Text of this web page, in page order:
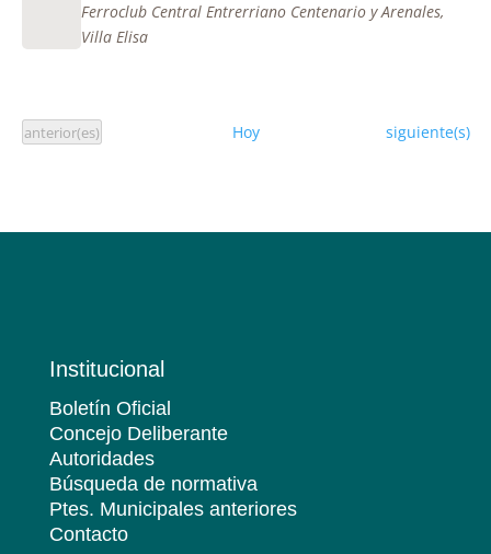
Ferroclub Central Entrerriano Centenario y Arenales,
Villa Elisa
Eventos
anterior(es) Hoy Eventos
siguiente(s)
Institucional
Boletín Oficial
Concejo Deliberante
Autoridades
Búsqueda de normativa
Ptes. Municipales anteriores
Contacto